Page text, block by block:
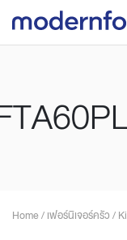
Home/เฟอร์นิเจอร์ครัว/